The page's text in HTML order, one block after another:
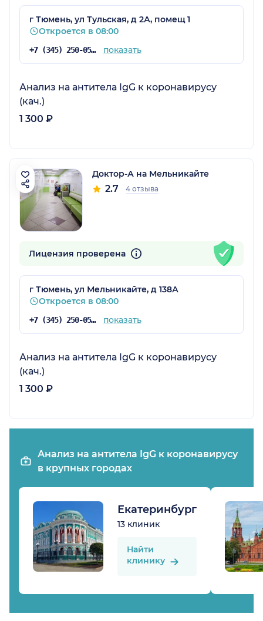
г Тюмень, ул Тульская, д 2А, помещ 1
Откроется в 08:00
+7 (345) 250-05-17 показать
Анализ на антитела IgG к коронавирусу
(кач.)
1 300 ₽
Доктор-А на Мельникайте
2.7 4 отзыва
Лицензия проверена
г Тюмень, ул Мельникайте, д 138А
Откроется в 08:00
+7 (345) 250-05-17 показать
Анализ на антитела IgG к коронавирусу
(кач.)
1 300 ₽
Анализ на антитела IgG к коронавирусу
в крупных городах
Екатеринбург
13 клиник
Найти
клинику